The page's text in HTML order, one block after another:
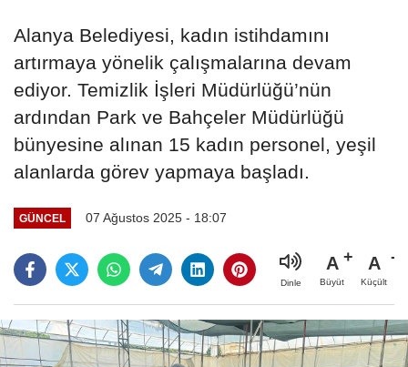
Alanya Belediyesi, kadın istihdamını
artırmaya yönelik çalışmalarına devam
ediyor. Temizlik İşleri Müdürlüğü’nün
ardından Park ve Bahçeler Müdürlüğü
bünyesine alınan 15 kadın personel, yeşil
alanlarda görev yapmaya başladı.
GÜNCEL 07 Ağustos 2025 - 18:07
Dinle
A
Büyüt
A
Küçült